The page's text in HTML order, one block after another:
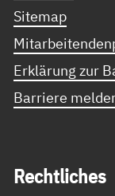
Sitemap
Erklärung zur
Barriere
Recht­li­ches